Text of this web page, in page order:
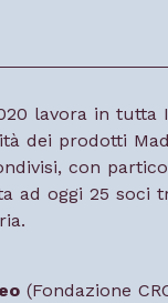
lavora in tutta
dei prodotti
con
ad oggi 25 soci
(Fondazione